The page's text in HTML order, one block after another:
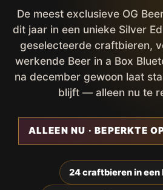
De meest exclusieve OG
dit jaar in een unieke Silver
geselecteerde craftbieren,
werkende Beer in a Box
na december gewoon laat
blijft — alleen nu te
ALLEEN NU · BEPERKTE
24 craftbieren in een